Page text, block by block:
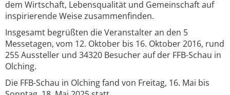
dem Wirtschaft, Lebensqualität und Gemeinschaft auf
inspirierende Weise zusammenfinden.
Insgesamt begrüßten die Veranstalter an den 5
Messetagen, vom 12. Oktober bis 16. Oktober 2016, rund
255 Aussteller und 34320 Besucher auf der FFB-Schau in
Olching.
Die FFB-Schau in Olching fand von Freitag, 16. Mai bis